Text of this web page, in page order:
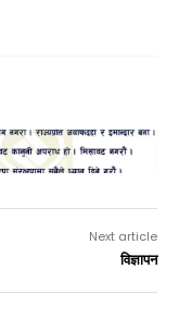
Next article
विज्ञापन